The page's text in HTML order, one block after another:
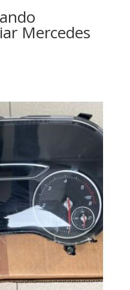
Mercedes